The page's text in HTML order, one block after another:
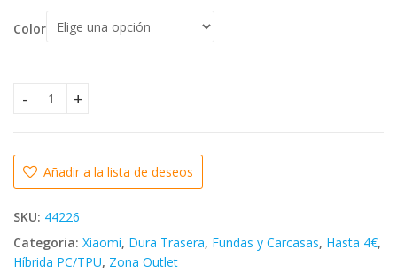
era:
es:
Color
⭐PARA XIAOMI REDMI 7A FUNDA CARCASA RIGIDA HIBRIDA
Añadir a la lista de deseos
SKU: 44226
Categoria: Xiaomi, Dura Trasera, Fundas y Carcasas, Hasta 4€,
Híbrida PC/TPU, Zona Outlet